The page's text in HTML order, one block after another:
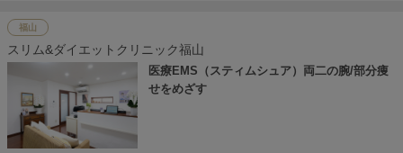
福山
スリム&ダイエットクリニック福山
医療EMS（スティムシュア）両二の腕/部分痩
せをめざす